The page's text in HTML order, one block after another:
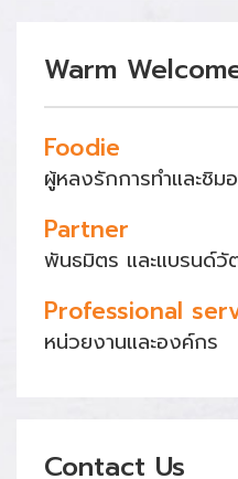
Warm
Foodie
ผู้หลงรักการทำและชิม
Partner
พันธมิตร และแบรนด์วั
Professional
หน่วยงานและองค์กร
Contact Us